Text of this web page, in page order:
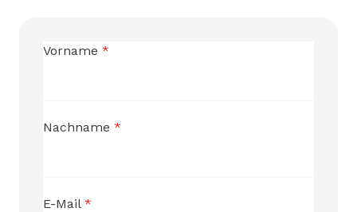
Vorname *
Nachname *
E-Mail *